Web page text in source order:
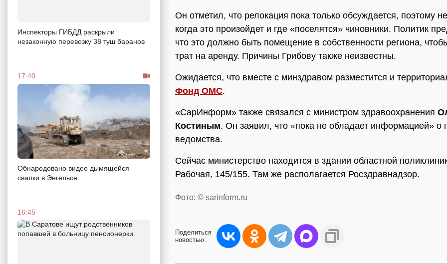
Инспекторы ГИБДД раскрыли
незаконную перевозку 38 туш баранов
17:40
Обнародовано видео дымящейся
свалки в Энгельсе
16:45
Он отметил, что релокация пока только обсуждается, поэтому
когда это произойдет и где «поселятся» чиновники. Политик
что это должно быть помещение в собственности региона,
трат на аренду. Причины Грибову также неизвестны.
Ожидается, что вместе с минздравом разместится и
Фонд ОМС.
«СарИнформ» также связался с министром здравоохранения
Костиным. Он заявил, что «пока не обладает информацией» о
ведомства.
Сейчас министерство находится в здании областной
Рабочая, 145/155. Там же располагается Росздравнадзор.
Фото: © sarinform.ru
Поделиться
новостью: